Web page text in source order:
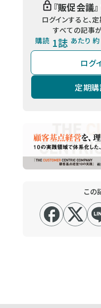
『販促会議
ログインすると、
すべての記事
購読 1誌 あたり 約
ログ
定期
この